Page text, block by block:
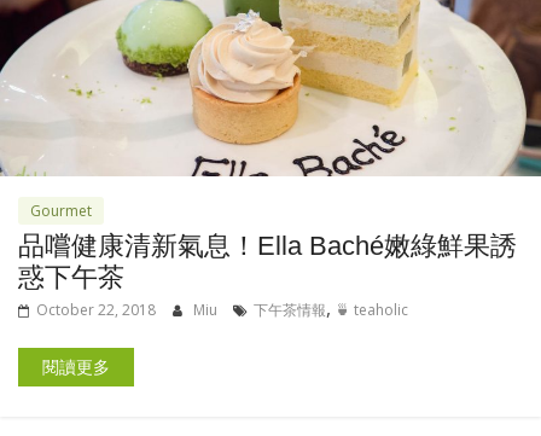
Gourmet
品嚐健康清新氣息！Ella Baché嫩綠鮮果誘
惑下午茶
October 22, 2018 Miu 下午茶情報, 🍵 teaholic
閱讀更多